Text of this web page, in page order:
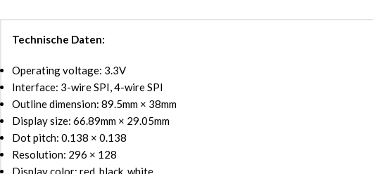
Technische Daten:
Operating voltage: 3.3V
Interface: 3-wire SPI, 4-wire SPI
Outline dimension: 89.5mm × 38mm
Display size: 66.89mm × 29.05mm
Dot pitch: 0.138 × 0.138
Resolution: 296 × 128
Display color: red, black, white